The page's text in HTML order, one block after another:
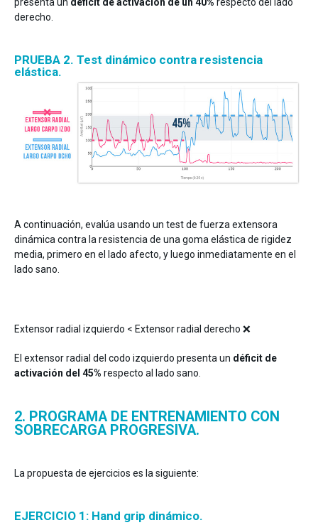
presenta un déficit de activación de un 40% respecto del lado
derecho.
PRUEBA 2. Test dinámico contra resistencia
elástica.
A continuación, evalúa usando un test de fuerza extensora
dinámica contra la resistencia de una goma elástica de rigidez
media, primero en el lado afecto, y luego inmediatamente en el
lado sano.
Extensor radial izquierdo < Extensor radial derecho ❌
El extensor radial del codo izquierdo presenta un déficit de
activación del 45% respecto al lado sano.
2. PROGRAMA DE ENTRENAMIENTO CON
SOBRECARGA PROGRESIVA.
La propuesta de ejercicios es la siguiente:
EJERCICIO 1: Hand grip dinámico.